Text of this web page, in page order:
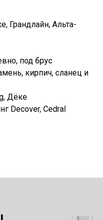
Грандлайн, Альта-
под брус
кирпич, сланец и
Дёке
Decover, Cedral